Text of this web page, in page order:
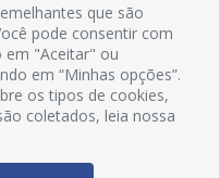
que são
pode consentir com
em "Aceitar" ou
em “Minhas opções”.
os tipos de cookies,
coletados, leia nossa